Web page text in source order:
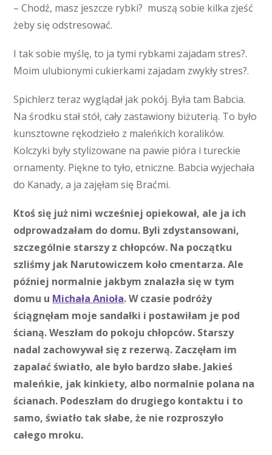
– Chodź, masz jeszcze rybki? muszą sobie kilka zjeść
żeby się odstresować.
I tak sobie myślę, to ja tymi rybkami zajadam stres?.
Moim ulubionymi cukierkami zajadam zwykły stres?.
Spichlerz teraz wyglądał jak pokój. Była tam Babcia.
Na środku stał stół, cały zastawiony biżuterią. To było
kunsztowne rękodzieło z maleńkich koralików.
Kolczyki były stylizowane na pawie pióra i tureckie
ornamenty. Piękne to tyło, etniczne. Babcia wyjechała
do Kanady, a ja zajęłam się Braćmi.
Ktoś się już nimi wcześniej opiekował, ale ja ich
odprowadzałam do domu. Byli zdystansowani,
szczególnie starszy z chłopców. Na początku
szliśmy jak Narutowiczem koło cmentarza. Ale
później normalnie jakbym znalazła się w tym
domu u Michała Anioła. W czasie podróży
ściągnęłam moje sandałki i postawiłam je pod
ścianą. Weszłam do pokoju chłopców. Starszy
nadal zachowywał się z rezerwą. Zaczęłam im
zapalać światło, ale było bardzo słabe. Jakieś
maleńkie, jak kinkiety, albo normalnie polana na
ścianach. Podeszłam do drugiego kontaktu i to
samo, światło tak słabe, że nie rozproszyło
całego mroku.